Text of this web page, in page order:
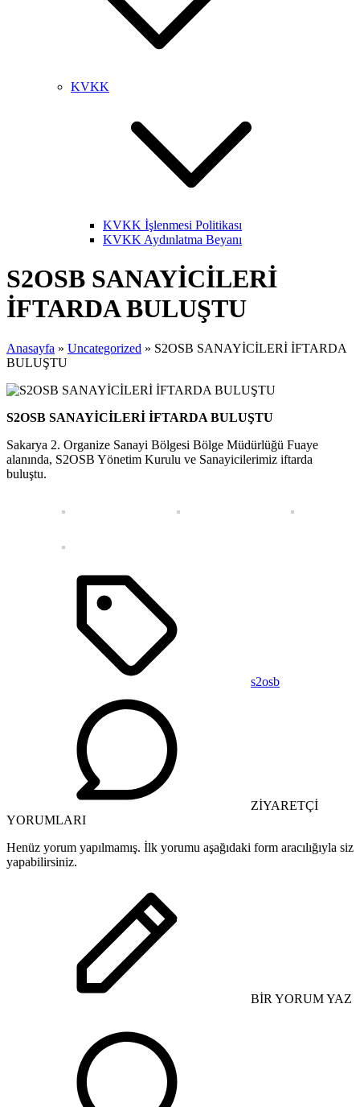
KVKK
KVKK İşlenmesi Politikası
KVKK Aydınlatma Beyanı
S2OSB SANAYİCİLERİ
İFTARDA BULUŞTU
Anasayfa » Uncategorized » S2OSB SANAYİCİLERİ İFTARDA
BULUŞTU
S2OSB SANAYİCİLERİ İFTARDA BULUŞTU
Sakarya 2. Organize Sanayi Bölgesi Bölge Müdürlüğü Fuaye
alanında, S2OSB Yönetim Kurulu ve Sanayicilerimiz iftarda
buluştu.
s2osb
ZİYARETÇİ
YORUMLARI
Henüz yorum yapılmamış. İlk yorumu aşağıdaki form aracılığıyla siz
yapabilirsiniz.
BİR YORUM YAZ